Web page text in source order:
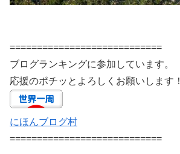
============================
ブログランキングに参加しています。
応援のポチッとよろしくお願いします！
にほんブログ村
============================